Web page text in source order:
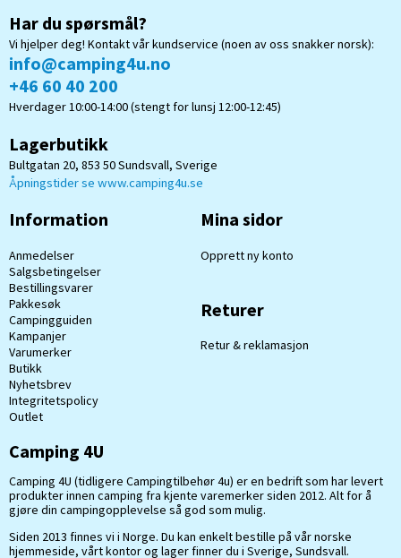
Har du spørsmål?
Vi hjelper deg! Kontakt vår kundservice (noen av oss snakker norsk):
info@camping4u.no
+46 60 40 200
Hverdager 10:00-14:00 (stengt for lunsj 12:00-12:45)
Lagerbutikk
Bultgatan 20, 853 50 Sundsvall, Sverige
Åpningstider se www.camping4u.se
Information
Anmedelser
Salgsbetingelser
Bestillingsvarer
Pakkesøk
Campingguiden
Kampanjer
Varumerker
Butikk
Nyhetsbrev
Integritetspolicy
Outlet
Mina sidor
Opprett ny konto
Returer
Retur & reklamasjon
Camping 4U
Camping 4U (tidligere Campingtilbehør 4u) er en bedrift som har levert
produkter innen camping fra kjente varemerker siden 2012. Alt for å
gjøre din campingopplevelse så god som mulig.
Siden 2013 finnes vi i Norge. Du kan enkelt bestille på vår norske
hjemmeside, vårt kontor og lager finner du i Sverige, Sundsvall.